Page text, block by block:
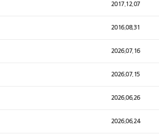
2017.12.07
2016.08.31
2026.07.16
2026.07.15
2026.06.26
2026.06.24